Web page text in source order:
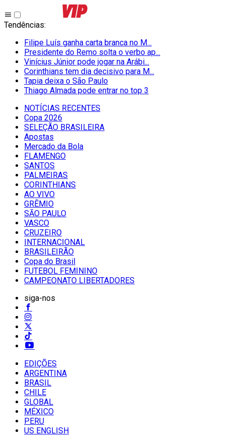
Tendências:
Filipe Luís ganha carta branca no M...
Presidente do Remo solta o verbo ap...
Vinícius Júnior pode jogar na Arábi...
Corinthians tem dia decisivo para M...
Tapia deixa o São Paulo
Thiago Almada pode entrar no top 3
NOTÍCIAS RECENTES
Copa 2026
SELEÇÃO BRASILEIRA
Apostas
Mercado da Bola
FLAMENGO
SANTOS
PALMEIRAS
CORINTHIANS
AO VIVO
GRÊMIO
SĀO PAULO
VASCO
CRUZEIRO
INTERNACIONAL
BRASILEIRÃO
Copa do Brasil
FUTEBOL FEMININO
CAMPEONATO LIBERTADORES
siga-nos
EDIÇÕES
ARGENTINA
BRASIL
CHILE
GLOBAL
MÉXICO
PERU
US ENGLISH